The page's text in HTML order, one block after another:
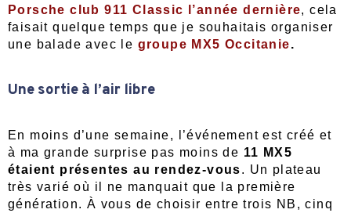
Porsche club 911 Classic l’année dernière, cela
faisait quelque temps que je souhaitais organiser
une balade avec le groupe MX5 Occitanie.
Une sortie à l’air libre
En moins d’une semaine, l’événement est créé et
à ma grande surprise pas moins de 11 MX5
étaient présentes au rendez-vous. Un plateau
très varié où il ne manquait que la première
génération. À vous de choisir entre trois NB, cinq